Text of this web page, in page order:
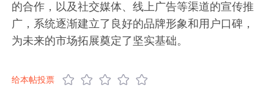
的合作，以及社交媒体、线上广告等渠道的宣传推
广，系统逐渐建立了良好的品牌形象和用户口碑，
为未来的市场拓展奠定了坚实基础。
给本帖投票